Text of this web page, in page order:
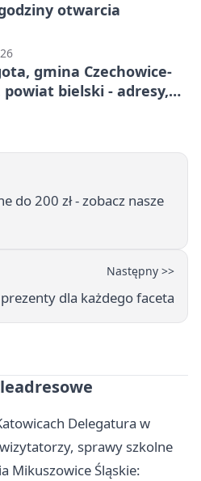
otwarcia
gmina Czechowice-
powiat bielski - adresy,
do 200 zł - zobacz nasze
Następny >>
dla każdego faceta
Delegatura w
sprawy szkolne
Mikuszowice Śląskie: